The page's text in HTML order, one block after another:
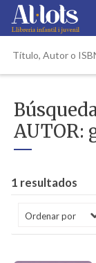
AUTOR:
1 resultados